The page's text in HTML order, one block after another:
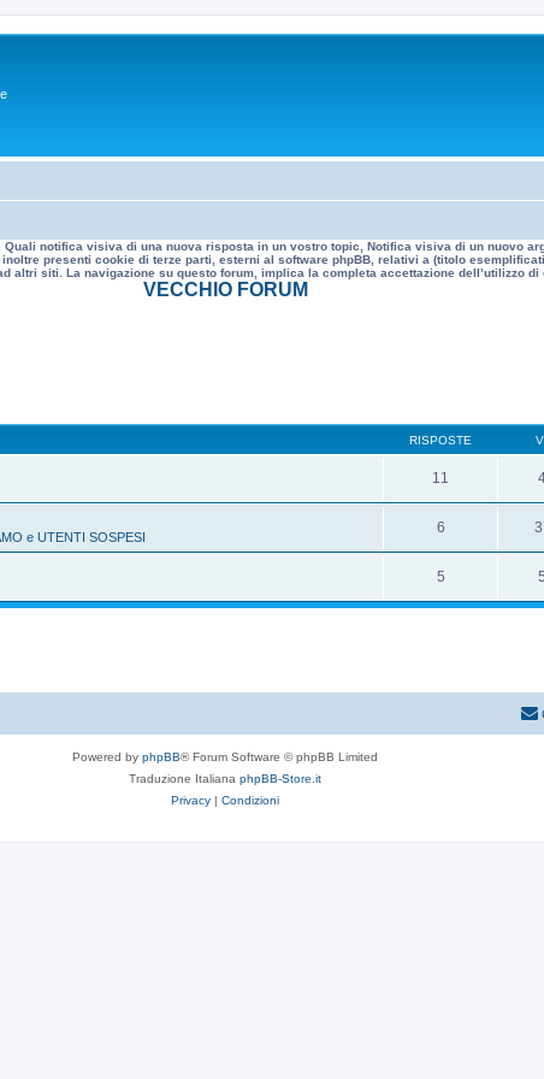
notifica visiva di una nuova risposta in un vostro topic, Notifica visiva di un nuovo
presenti cookie di terze parti, esterni al software phpBB, relativi a (titolo
altri siti. La navigazione su questo forum, implica la completa accettazione dell’utilizzo
VECCHIO FORUM
RISPOSTE
11
e UTENTI SOSPESI
6
5
Powered by phpBB® Forum Software © phpBB Limited
Traduzione Italiana phpBB-Store.it
Privacy | Condizioni